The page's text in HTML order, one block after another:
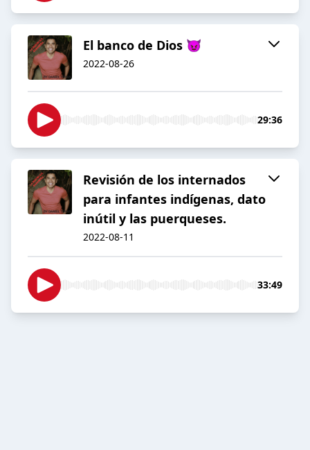
El banco de Dios 😈
2022-08-26
29:36
Revisión de los internados
para infantes indígenas, dato
inútil y las puerqueses.
2022-08-11
33:49